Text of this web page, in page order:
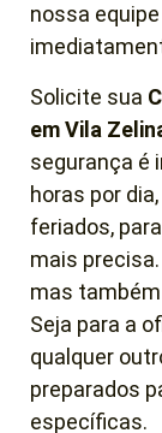
nossa
Solicite sua
emVila
segurança é
horas por
feriados,
mais
mas
Seja para a
qualquer
preparados
específicas.